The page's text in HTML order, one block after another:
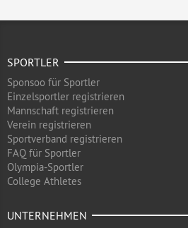
SPORTLER
Sponsoo für Sportler
Einzelsportler registrieren
Mannschaft registrieren
Verein registrieren
Sportverband registrieren
FAQ für Sportler
Olympia-Sportler
College Athletes
UNTERNEHMEN